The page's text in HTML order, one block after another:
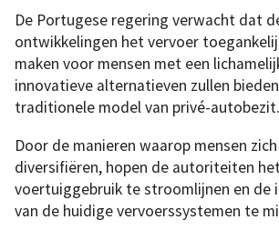
De Portugese regering verwacht dat
ontwikkelingen het vervoer
maken voor mensen met een
innovatieve alternatieven zullen
traditionele model van privé-autobezit.
Door de manieren waarop mensen
diversifiëren, hopen de autoriteiten
voertuiggebruik te stroomlijnen en de
van de huidige vervoerssystemen te